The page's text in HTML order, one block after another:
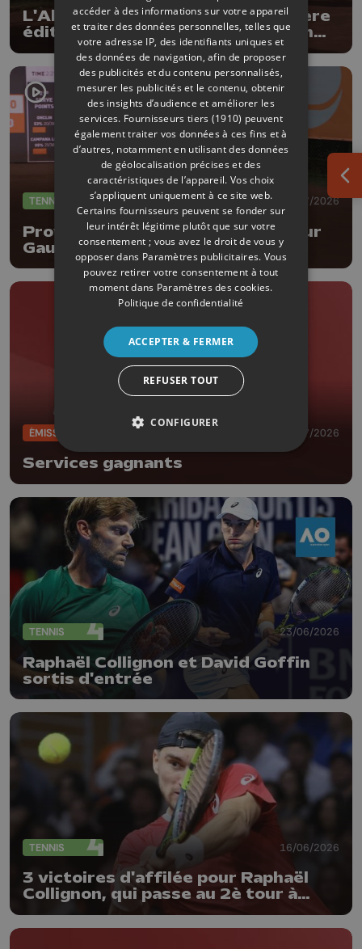
L'Allemand Broska remporte la 1ère
édition d'un Ethias Province Open
plutôt réussi !
TENNIS 08/07/2026
Province Open : entrée réussi pour
Gauthier Onclin !
ÉMISSIONS 05/07/2026
Services gagnants
TENNIS 23/06/2026
Raphaël Collignon et David Goffin
sortis d'entrée
TENNIS 16/06/2026
3 victoires d'affilée pour Raphaël
Collignon, qui passe au 2è tour à
accéder à des informations sur votre appareil
et traiter des données personnelles, telles que
votre adresse IP, des identifiants uniques et
des données de navigation, afin de proposer
des publicités et du contenu personnalisés,
mesurer les publicités et le contenu, obtenir
des insights d’audience et améliorer les
services. Fournisseurs tiers (1910) peuvent
également traiter vos données à ces fins et à
d’autres, notamment en utilisant des données
de géolocalisation précises et des
caractéristiques de l’appareil. Vos choix
s’appliquent uniquement à ce site web.
Certains fournisseurs peuvent se fonder sur
leur intérêt légitime plutôt que sur votre
consentement ; vous avez le droit de vous y
opposer dans Paramètres publicitaires. Vous
pouvez retirer votre consentement à tout
moment dans Paramètres des cookies.
Politique de confidentialité
ACCEPTER & FERMER
REFUSER TOUT
CONFIGURER